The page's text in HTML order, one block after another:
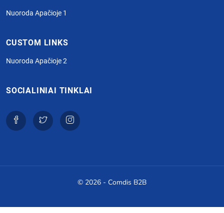
Nuoroda Apačioje 1
CUSTOM LINKS
Nuoroda Apačioje 2
SOCIALINIAI TINKLAI
© 2026 - Comdis B2B